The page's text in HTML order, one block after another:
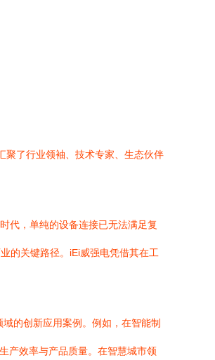
聚了行业领袖、技术专家、生态伙伴
代，单纯的设备连接已无法满足复
的关键路径。iEi威强电凭借其在工
的创新应用案例。例如，在智能制
产效率与产品质量。在智慧城市领